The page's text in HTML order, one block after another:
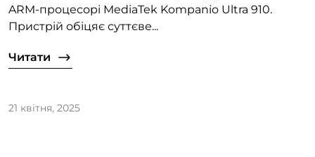
ARM-процесорі MediaTek Kompanio Ultra 910.
Пристрій обіцяє суттєве...
Читати
21 квітня, 2025